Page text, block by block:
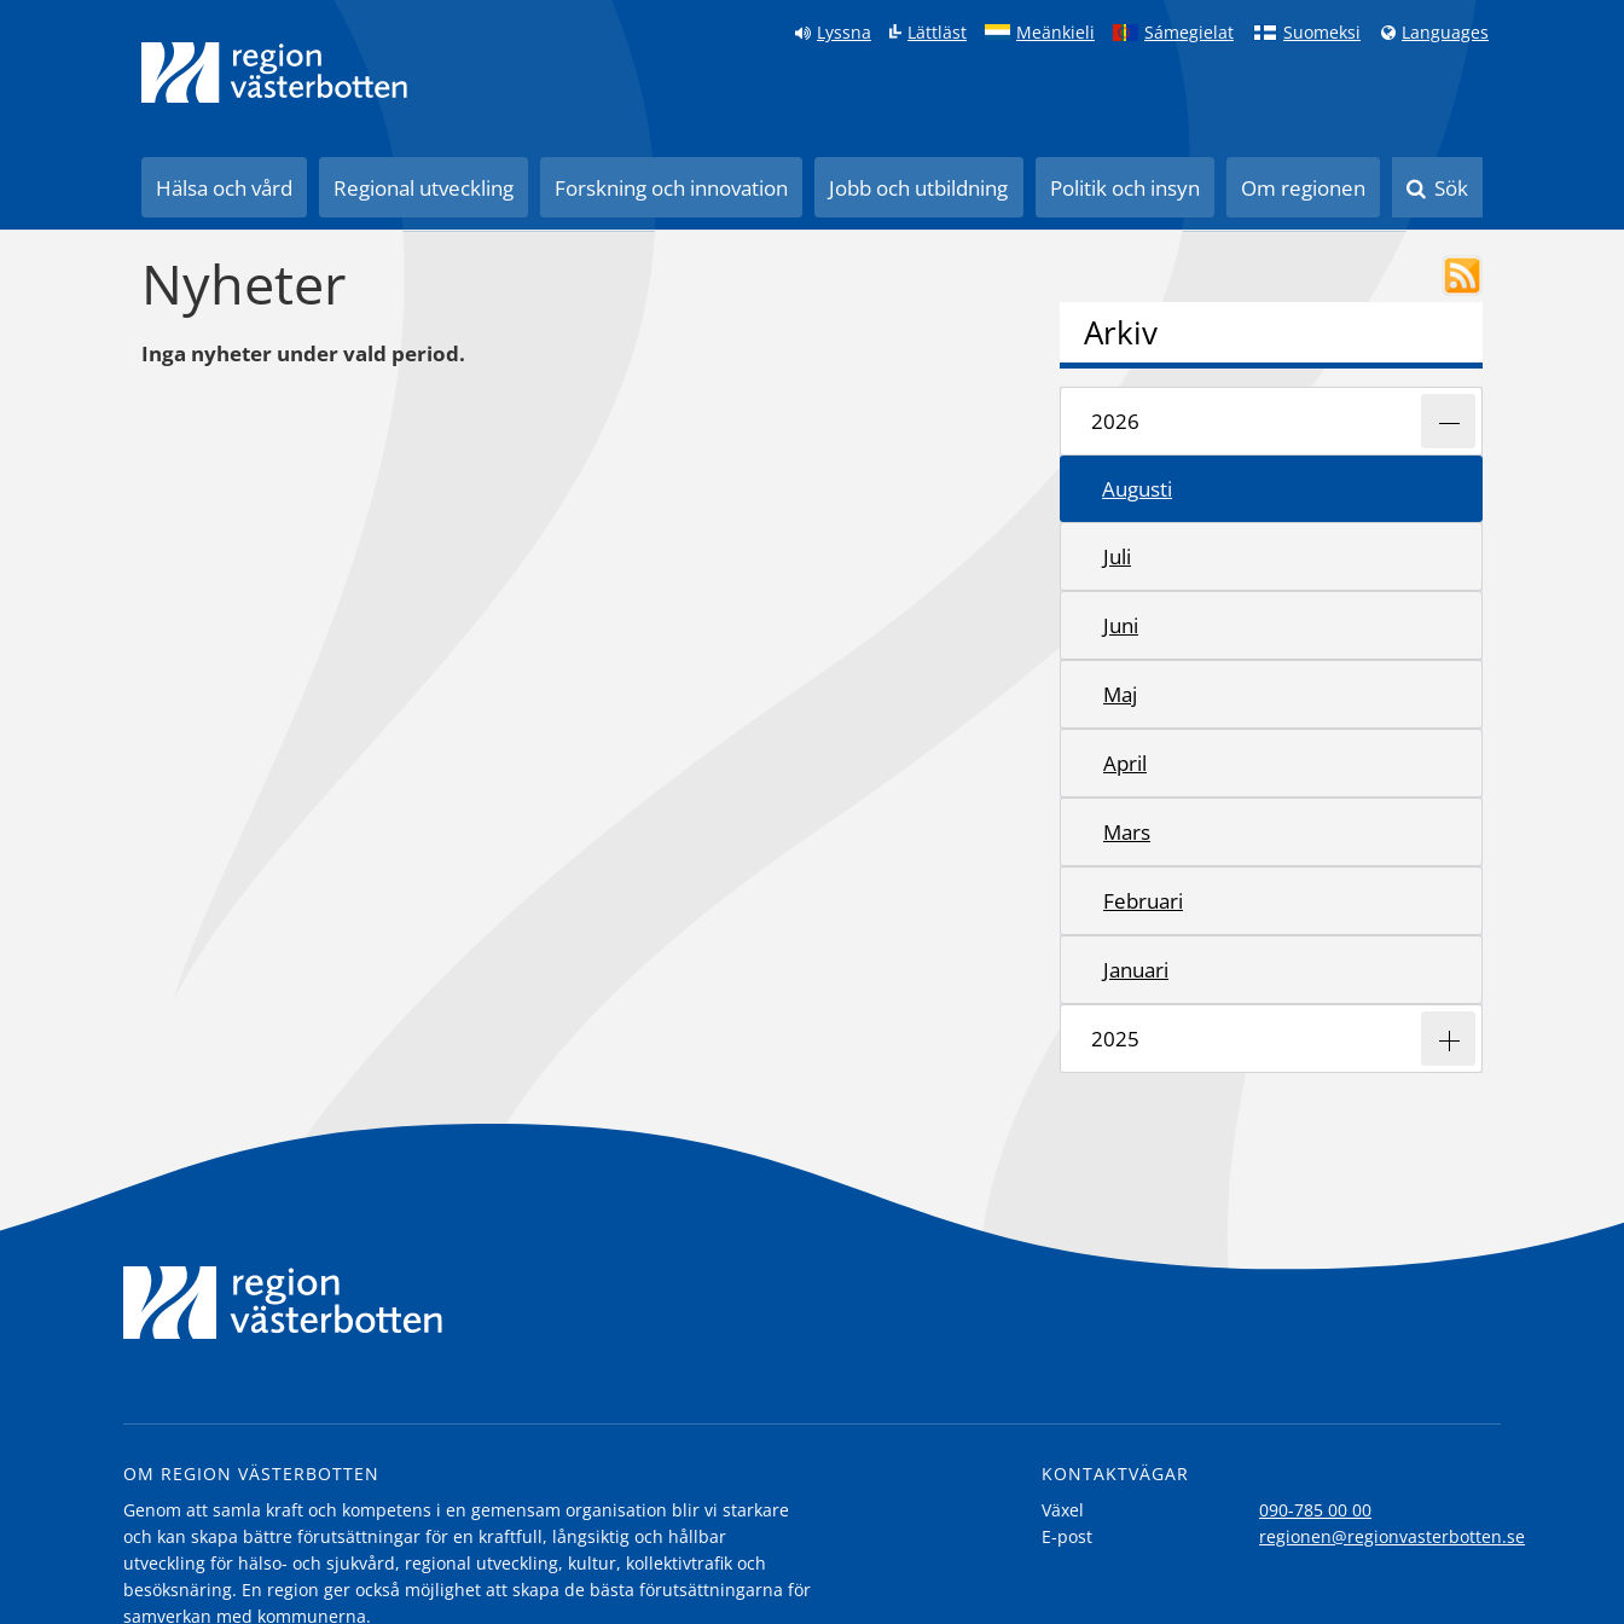
Lyssna Lättläst Meänkieli Sámegielat Suomeksi Languages
Hälsa och vård Regional utveckling Forskning och innovation Jobb och utbildning Politik och insyn Om regionen Sök
Nyheter
Inga nyheter under vald period. Arkiv
2026
Augusti
Juli
Juni
Maj
April
Mars
Februari
Januari
2025
OM REGION VÄSTERBOTTEN
Genom att samla kraft och kompetens i en gemensam organisation blir vi starkare
och kan skapa bättre förutsättningar för en kraftfull, långsiktig och hållbar
utveckling för hälso- och sjukvård, regional utveckling, kultur, kollektivtrafik och
besöksnäring. En region ger också möjlighet att skapa de bästa förutsättningarna för
samverkan med kommunerna.
KONTAKTVÄGAR
Växel
090-785 00 00
E-post
regionen@regionvasterbotten.se